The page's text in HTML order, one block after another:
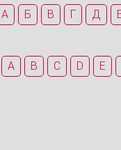
А Б В Г Д
A B C D E